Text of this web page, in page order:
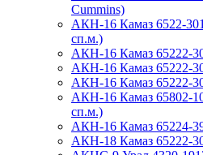
Cummins)
АКН-16 Камаз 6522-
сп.м.)
АКН-16 Камаз 65222-
АКН-16 Камаз 65222-
АКН-16 Камаз 65222-
АКН-16 Камаз 65802-
сп.м.)
АКН-16 Камаз 65224-
АКН-18 Камаз 65222-